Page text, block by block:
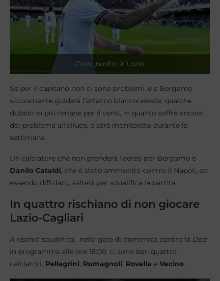
Foto: profilo X Lazio
Se per il capitano non ci sono problemi, e a Bergamo
sicuramente guiderà l’attacco biancoceleste, qualche
dubbio in più rimane per il venti, in quanto soffre ancora
del problema all’alluce, e sarà monitorato durante la
settimana.
Un calciatore che non prenderà l’aereo per Bergamo è
Danilo Cataldi, che è stato ammonito contro il Napoli, ed
essendo diffidato, salterà per squalifica la partita.
In quattro rischiano di non giocare
Lazio-Cagliari
A rischio squalifica, nella gara di domenica contro la Dea
in programma alle ore 18:00, ci sono ben quattro
calciatori. Pellegrini, Romagnoli, Rovella e Vecino.